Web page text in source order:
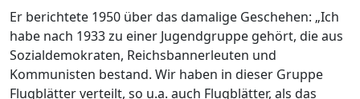
Er berichtete 1950 über das damalige Geschehen: „Ich
habe nach 1933 zu einer Jugendgruppe gehört, die aus
Sozialdemokraten, Reichsbannerleuten und
Kommunisten bestand. Wir haben in dieser Gruppe
Flugblätter verteilt, so u.a. auch Flugblätter, als das